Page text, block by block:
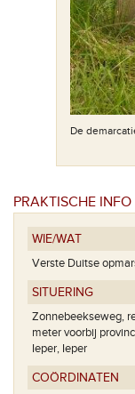
De
PRAKTISCHE INFO
WIE/WAT
Verste Duitse
SITUERING
Zonnebeekseweg,
meter voorbij
Ieper, Ieper
COÖRDINATEN